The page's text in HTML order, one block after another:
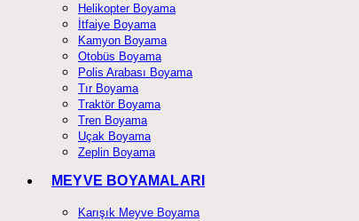
Helikopter Boyama
İtfaiye Boyama
Kamyon Boyama
Otobüs Boyama
Polis Arabası Boyama
Tır Boyama
Traktör Boyama
Tren Boyama
Uçak Boyama
Zeplin Boyama
MEYVE BOYAMALARI
Karışık Meyve Boyama